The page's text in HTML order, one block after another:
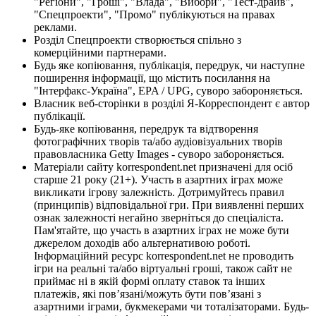
"Спецпроекти", "Промо" публікуються на правах
реклами.
Розділ Спецпроекти створюється спільно з
комерційними партнерами.
Будь яке копіювання, публікація, передрук, чи наступне
поширення інформації, що містить посилання на
"Інтерфакс-Україна", EPA / UPG, суворо забороняється.
Власник веб-сторінки в розділі Я-Корреспондент є автор
публікації.
Будь-яке копіювання, передрук та відтворення
фотографічних творів та/або аудіовізуальних творів
правовласника Getty Images - суворо забороняється.
Матеріали сайту korrespondent.net призначені для осіб
старше 21 року (21+). Участь в азартних іграх може
викликати ігрову залежність. Дотримуйтесь правил
(принципів) відповідальної гри. При виявленні перших
ознак залежності негайно зверніться до спеціаліста.
Пам'ятайте, що участь в азартних іграх не може бути
джерелом доходів або альтернативою роботі.
Інформаційний ресурс korrespondent.net не проводить
ігри на реальні та/або віртуальні гроші, також сайт не
приймає ні в якій формі оплату ставок та інших
платежів, які пов’язані/можуть бути пов’язані з
азартними іграми, букмекерами чи тоталізаторами. Будь-